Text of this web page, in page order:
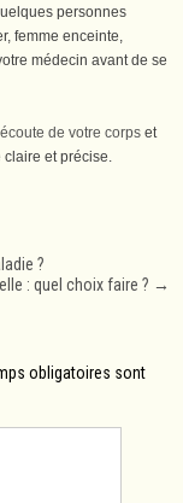
personnes
femme enceinte,
médecin avant de se
de votre corps et
claire et précise.
?
: quel choix faire ? →
obligatoires sont